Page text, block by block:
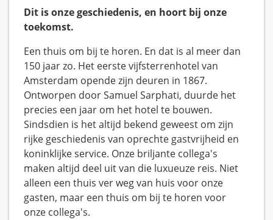
Dit is onze geschiedenis, en hoort bij onze
toekomst.
Een thuis om bij te horen. En dat is al meer dan
150 jaar zo. Het eerste vijfsterrenhotel van
Amsterdam opende zijn deuren in 1867.
Ontworpen door Samuel Sarphati, duurde het
precies een jaar om het hotel te bouwen.
Sindsdien is het altijd bekend geweest om zijn
rijke geschiedenis van oprechte gastvrijheid en
koninklijke service. Onze briljante collega's
maken altijd deel uit van die luxueuze reis. Niet
alleen een thuis ver weg van huis voor onze
gasten, maar een thuis om bij te horen voor
onze collega's.